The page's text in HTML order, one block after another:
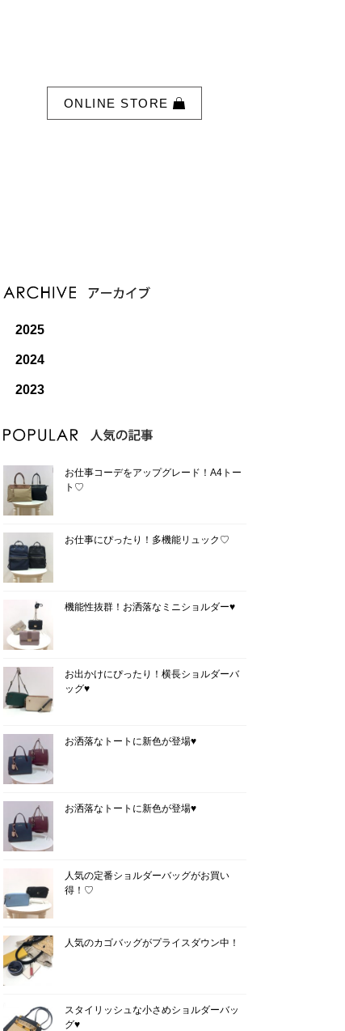
ONLINE STORE
2025
2024
2023
お仕事コーデをアップグレード！A4トー
ト♡
お仕事にぴったり！多機能リュック♡
機能性抜群！お洒落なミニショルダー♥
お出かけにぴったり！横長ショルダーバ
ッグ♥
お洒落なトートに新色が登場♥
お洒落なトートに新色が登場♥
人気の定番ショルダーバッグがお買い
得！♡
人気のカゴバッグがプライスダウン中！
スタイリッシュな小さめショルダーバッ
グ♥